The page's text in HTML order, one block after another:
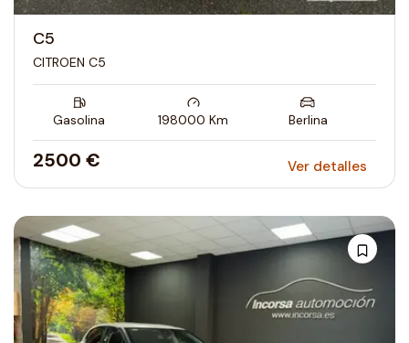
C5
CITROEN C5
Gasolina 198000 Km Berlina
2500 € Ver detalles